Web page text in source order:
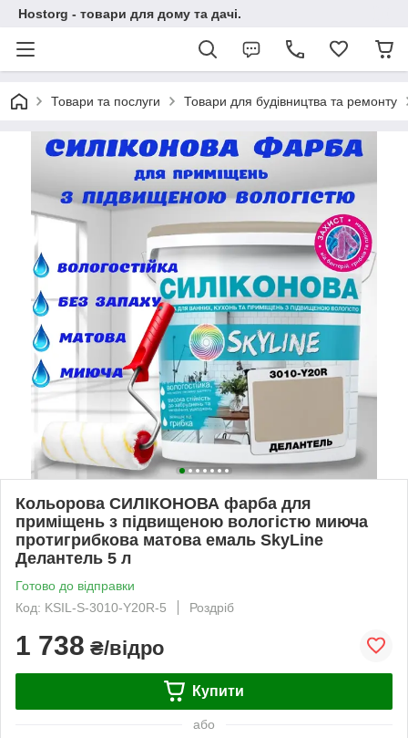
Hostorg - товари для дому та дачі.
Товари та послуги Товари для будівництва та ремонту
Кольорова СИЛІКОНОВА фарба для
приміщень з підвищеною вологістю миюча
протигрибкова матова емаль SkyLine
Делантель 5 л
Готово до відправки
Код: KSIL-S-3010-Y20R-5
Роздріб
1 738 ₴/відро
Купити
або